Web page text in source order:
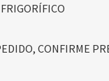
CONFIRME